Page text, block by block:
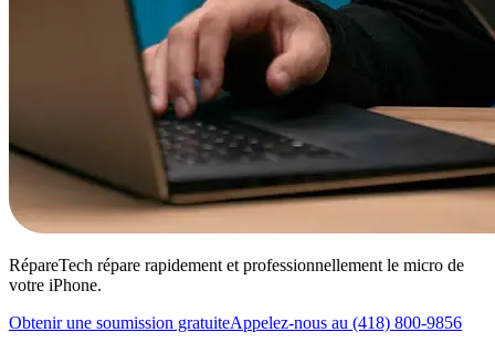
RépareTech répare rapidement et professionnellement le micro de
votre iPhone.
Obtenir une soumission gratuiteAppelez-nous au (418) 800-9856